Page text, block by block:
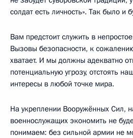
солдат есть личность». Так было и
Вам предстоит служить в
Вызовы безопасности, к
хватает. И мы должны адекватно
потенциальную угрозу, отстоять
интересы в любой точке мира.
На укреплении Вооружённых Сил,
военнослужащих экономить не
понимаем: без сильной армии не